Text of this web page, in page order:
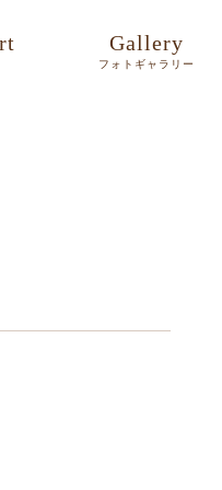
Gallery
フォトギャラリー